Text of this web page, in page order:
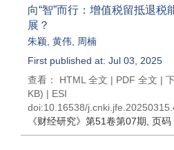
向“智”而行：增值税留抵退
展？
朱颖 黄伟
周楠
First published at: Jul 03, 2025
查看： HTML 全文 | PDF 全文 |
KB) | ESI
doi:10.16538/
《财经研究》 第51卷第07期 , 页